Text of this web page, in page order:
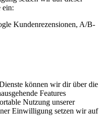
ein:
Kundenrezensionen, A/B-
können wir dir über die
Features
Nutzung unserer
Einwilligung setzen wir auf